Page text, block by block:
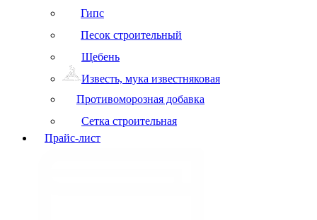
Гипс
Песок строительный
Щебень
Известь, мука известняковая
Противоморозная добавка
Сетка строительная
Прайс-лист